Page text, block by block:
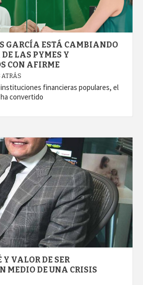
GARCÍA ESTÁ CAMBIANDO
LAS PYMES Y
CON AFIRME
ATRÁS
financieras populares, el
convertido
Y VALOR DE SER
MEDIO DE UNA CRISIS